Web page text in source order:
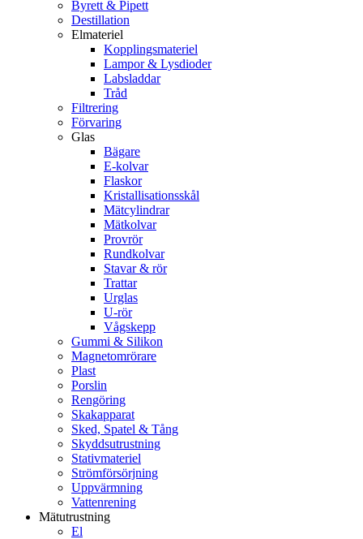
Byrett & Pipett
Destillation
Elmateriel
Kopplingsmateriel
Lampor & Lysdioder
Labsladdar
Tråd
Filtrering
Förvaring
Glas
Bägare
E-kolvar
Flaskor
Kristallisationsskål
Mätcylindrar
Mätkolvar
Provrör
Rundkolvar
Stavar & rör
Trattar
Urglas
U-rör
Vågskepp
Gummi & Silikon
Magnetomrörare
Plast
Porslin
Rengöring
Skakapparat
Sked, Spatel & Tång
Skyddsutrustning
Stativmateriel
Strömförsörjning
Uppvärmning
Vattenrening
Mätutrustning
El